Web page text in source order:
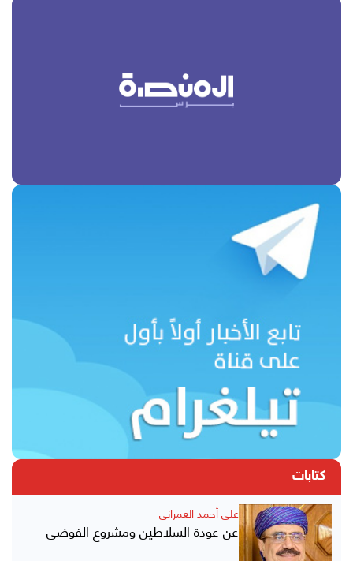
كتابات
علي أحمد العمراني
عن عودة السلاطين ومشروع الفوضى